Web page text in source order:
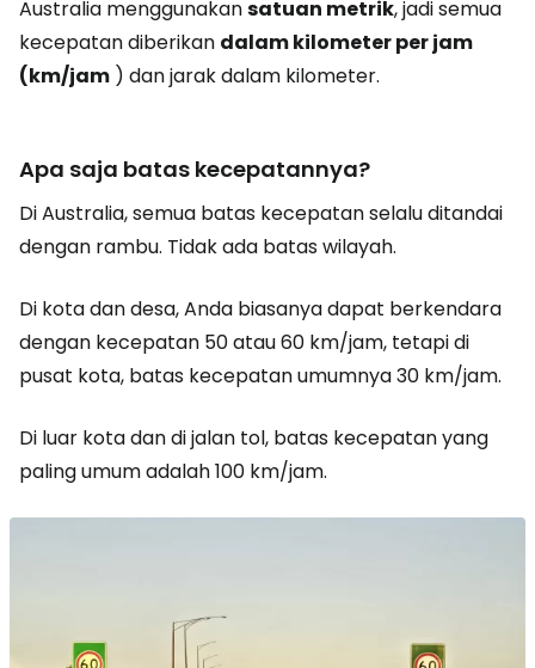
Australia menggunakansatuan metrik, jadi semua
kecepatan diberikan dalam kilometer per jam
(km/jam ) dan jarak dalam kilometer.
Apa saja batas kecepatannya?
Di Australia, semua batas kecepatan selalu ditandai
dengan rambu. Tidak ada batas wilayah.
Di kota dan desa, Anda biasanya dapat berkendara
dengan kecepatan 50 atau 60 km/jam, tetapi di
pusat kota, batas kecepatan umumnya 30 km/jam.
Di luar kota dan di jalan tol, batas kecepatan yang
paling umum adalah 100 km/jam.